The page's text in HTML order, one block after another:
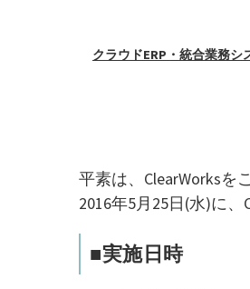
クラウドERP・統合業務シ
平素は、ClearWorksを
2016年5月25日(水)に
■実施日時